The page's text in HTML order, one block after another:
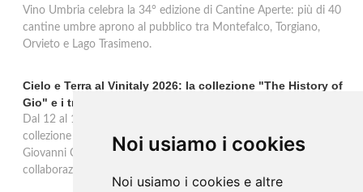
Noi usiamo i cookies
Noi usiamo i cookies e altre
Vino Umbria celebra la 34° edizione di Cantine Aperte: più di 40
cantine umbre aprono al pubblico tra Montefalco, Torgiano,
Orvieto e Lago Trasimeno.
Cielo e Terra al Vinitaly 2026: la collezione "The History of
Gio" e i trent'anni di Freschello
Dal 12 al 15 aprile 2026 Cielo e Terra porta al Vinitaly la nuova
collezione premium "The History of Gio", omaggio al fondatore
Giovanni Cielo, i trent'anni di Freschello e una nuova
collaborazione solidale con Still I Rise. Hall 5, Stand E6.